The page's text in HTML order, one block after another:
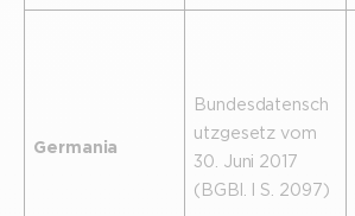
Germania
Bundesdatensch
utzgesetz vom
30. Juni 2017
(BGBl. I S. 2097)